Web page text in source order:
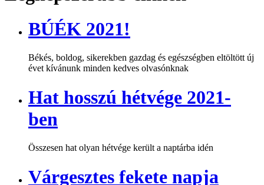
BÚÉK 2021!
Békés, boldog, sikerekben gazdag és egészségben eltöltött új
évet kívánunk minden kedves olvasónknak
Hat hosszú hétvége 2021-
ben
Összesen hat olyan hétvége került a naptárba idén
Várgesztes fekete napja